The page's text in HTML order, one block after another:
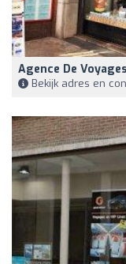
Agence De
Bekijk adres en